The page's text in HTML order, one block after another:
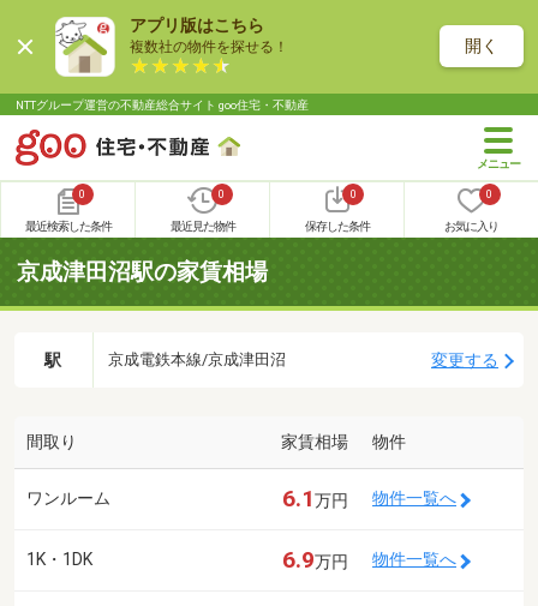
アプリ版はこちら
複数社の物件を探せる！ 開く
NTTグループ運営の不動産総合サイト goo住宅・不動産
0
最近検索した条件
0
最近見た物件
0
保存した条件
0
お気に入り
京成津田沼駅の家賃相場
駅 京成電鉄本線/京成津田沼 変更する
間取り 家賃相場 物件
ワンルーム 6.1万円 物件一覧へ
1K・1DK 6.9万円 物件一覧へ